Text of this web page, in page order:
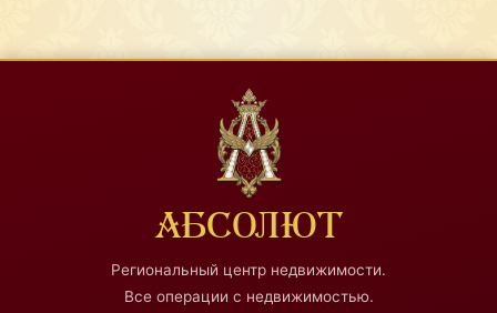
АБСОЛЮТ
Региональный центр недвижимости.
Все операции с недвижимостью.